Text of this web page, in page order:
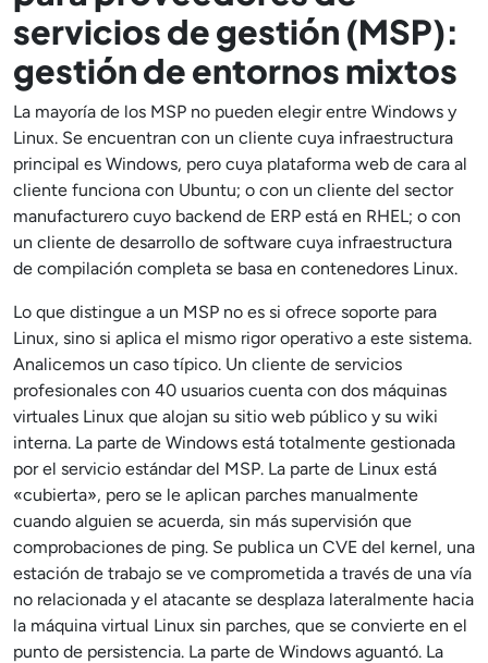
servicios de gestión (MSP):
gestión de entornos mixtos
La mayoría de los MSP no pueden elegir entre Windows y
Linux. Se encuentran con un cliente cuya infraestructura
principal es Windows, pero cuya plataforma web de cara al
cliente funciona con Ubuntu; o con un cliente del sector
manufacturero cuyo backend de ERP está en RHEL; o con
un cliente de desarrollo de software cuya infraestructura
de compilación completa se basa en contenedores Linux.
Lo que distingue a un MSP no es si ofrece soporte para
Linux, sino si aplica el mismo rigor operativo a este sistema.
Analicemos un caso típico. Un cliente de servicios
profesionales con 40 usuarios cuenta con dos máquinas
virtuales Linux que alojan su sitio web público y su wiki
interna. La parte de Windows está totalmente gestionada
por el servicio estándar del MSP. La parte de Linux está
«cubierta», pero se le aplican parches manualmente
cuando alguien se acuerda, sin más supervisión que
comprobaciones de ping. Se publica un CVE del kernel, una
estación de trabajo se ve comprometida a través de una vía
no relacionada y el atacante se desplaza lateralmente hacia
la máquina virtual Linux sin parches, que se convierte en el
punto de persistencia. La parte de Windows aguantó. La